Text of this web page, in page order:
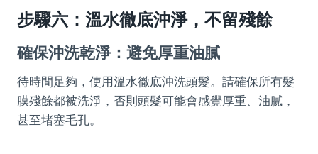
步驟六：溫水徹底沖淨，不留殘餘
確保沖洗乾淨：避免厚重油膩
待時間足夠，使用溫水徹底沖洗頭髮。請確保所有髮
膜殘餘都被洗淨，否則頭髮可能會感覺厚重、油膩，
甚至堵塞毛孔。